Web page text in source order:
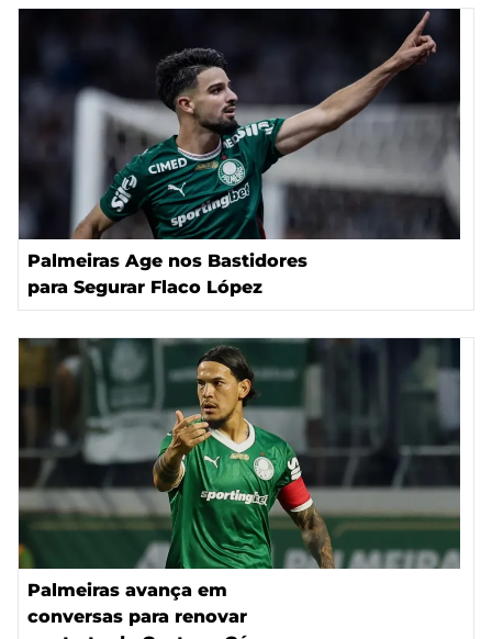
Palmeiras Age nos Bastidores
para Segurar Flaco López
Palmeiras avança em
conversas para renovar